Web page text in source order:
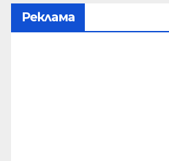
Реклама